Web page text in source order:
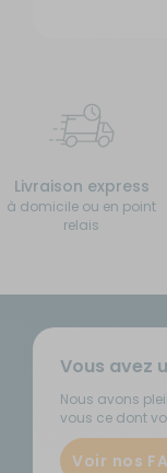
Livraison express
à domicile ou en point
relais
Vous avez
Nous avons
vous ce dont
Voir nos